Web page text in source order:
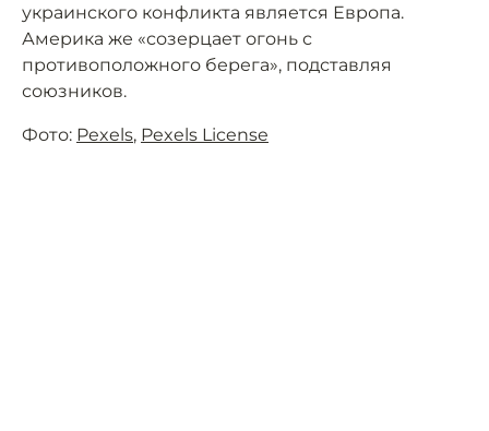
украинского конфликта является Европа.
Америка же «созерцает огонь с
противоположного берега», подставляя
союзников.
Фото: Pexels, Pexels License